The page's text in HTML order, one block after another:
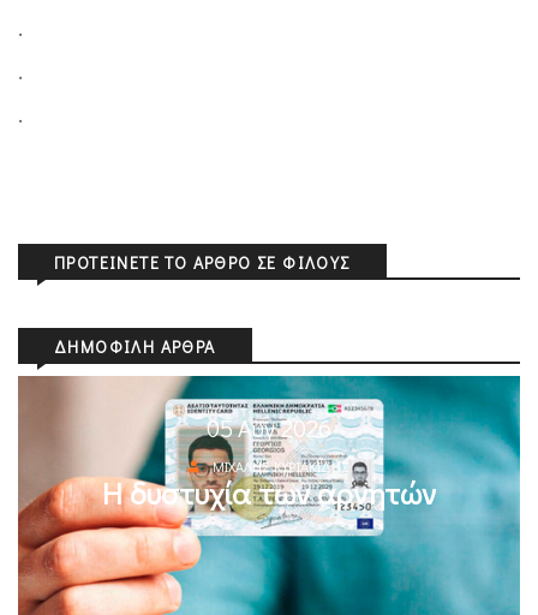
.
.
.
ΠΡΟΤΕΊΝΕΤΕ ΤΟ ΆΡΘΡΟ ΣΕ ΦΊΛΟΥΣ
ΔΗΜΟΦΙΛΉ ΆΡΘΡΑ
05 Αυγ 2026
ΜΙΧΆΛΗΣ ΚΥΡΙΑΚΊΔΗΣ
Η δυστυχία των αρνητών